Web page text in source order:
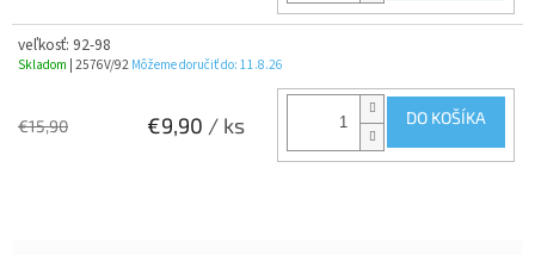
veľkosť: 92-98
Skladom | 2576V/92 Môžeme doručiť do: 11.8.26
€15,90 €9,90 / ks DO KOŠÍKA